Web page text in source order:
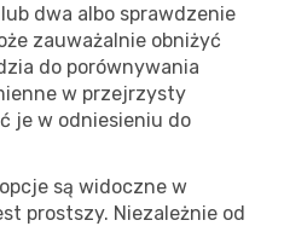
dwa albo sprawdzenie
zauważalnie obniżyć
do porównywania
w przejrzysty
je w odniesieniu do
są widoczne w
prostszy. Niezależnie od